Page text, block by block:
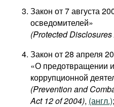
Закон от 7 августа
осведомителей»
(Protected
Закон от 28 апреля
«О предотвращении
коррупционной
(Prevention and
Act 12 of 2004), (англ.);